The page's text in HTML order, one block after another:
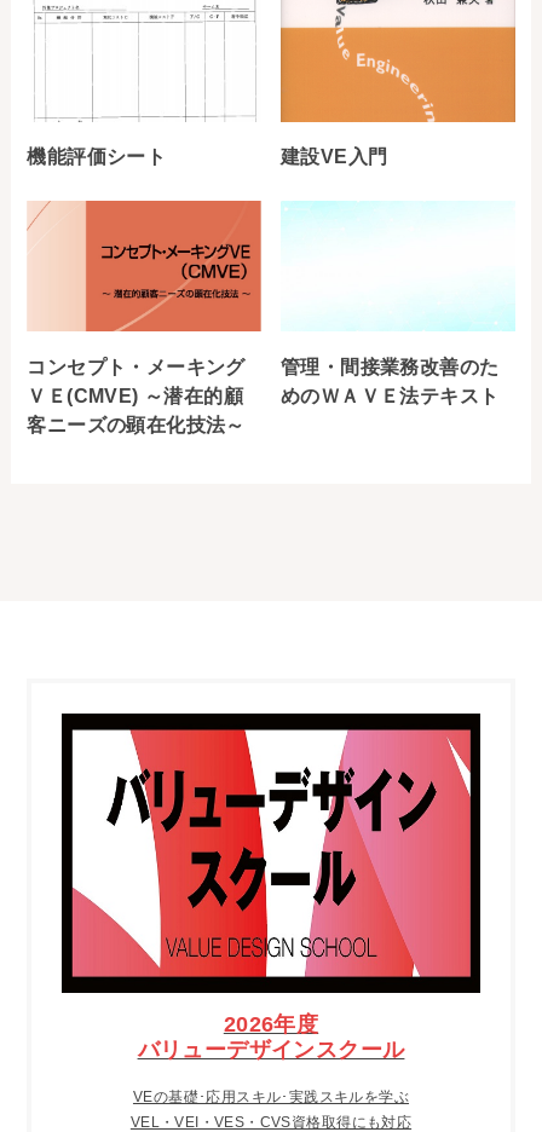
機能評価シート 建設VE入門
コンセプト・メーキング
ＶＥ(CMVE) ～潜在的顧
客ニーズの顕在化技法～
管理・間接業務改善のた
めのＷＡＶＥ法テキスト
2026年度
バリューデザインスクール
VEの基礎･応用スキル･実践スキルを学ぶ
VEL・VEI・VES・CVS資格取得にも対応